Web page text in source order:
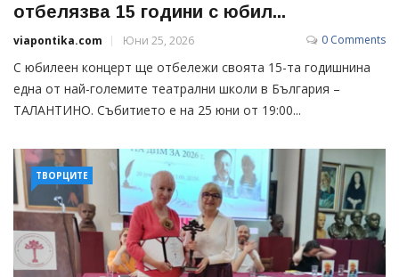
отбелязва 15 години с юбил...
viapontika.com Юни 25, 2026 0 Comments
С юбилеен концерт ще отбележи своята 15-та годишнина
една от най-големите театрални школи в България –
ТАЛАНТИНО. Събитието е на 25 юни от 19:00...
ТВОРЦИТЕ